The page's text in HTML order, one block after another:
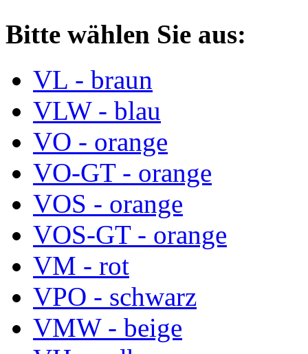
Bitte wählen Sie aus:
VL - braun
VLW - blau
VO - orange
VO-GT - orange
VOS - orange
VOS-GT - orange
VM - rot
VPO - schwarz
VMW - beige